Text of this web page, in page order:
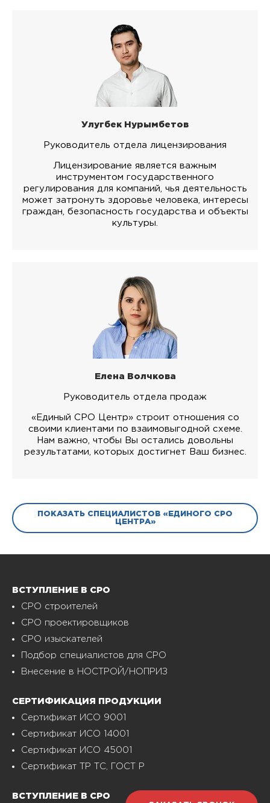
Улугбек Нурымбетов
Руководитель отдела лицензирования
Лицензирование является важным
инструментом государственного
регулирования для компаний, чья деятельность
может затронуть здоровье человека, интересы
граждан, безопасность государства и объекты
культуры.
Елена Волчкова
Руководитель отдела продаж
«Единый СРО Центр» строит отношения со
своими клиентами по взаимовыгодной схеме.
Нам важно, чтобы Вы остались довольны
результатами, которых достигнет Ваш бизнес.
ПОКАЗАТЬ СПЕЦИАЛИСТОВ «ЕДИНОГО СРО
ЦЕНТРА»
ВСТУПЛЕНИЕ В СРО
СРО строителей
СРО проектировщиков
СРО изыскателей
Подбор специалистов для СРО
Внесение в НОСТРОЙ/НОПРИЗ
СЕРТИФИКАЦИЯ ПРОДУКЦИИ
Сертификат ИСО 9001
Сертификат ИСО 14001
Сертификат ИСО 45001
Сертификат ТР ТС, ГОСТ Р
ВСТУПЛЕНИЕ В СРО